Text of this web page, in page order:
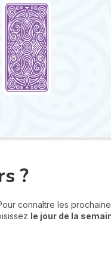
?
connaître les
le jour de la